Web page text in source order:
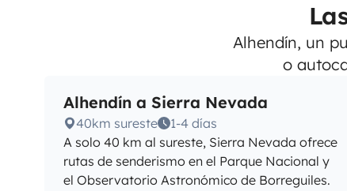
Alhendín, un
o
Alhendín a Sierra Nevada
40km sureste
1-4 días
A solo 40 km al sureste, Sierra Nevada ofrece
rutas de senderismo en el Parque Nacional y
el Observatorio Astronómico de Borreguiles.